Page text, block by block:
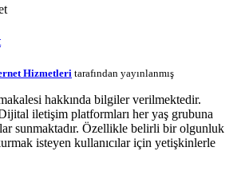
Hizmetleri tarafından yayınlanmış
hakkında bilgiler verilmektedir.
iletişim platformları her yaş grubuna
sunmaktadır. Özellikle belirli bir olgunluk
isteyen kullanıcılar için yetişkinlerle